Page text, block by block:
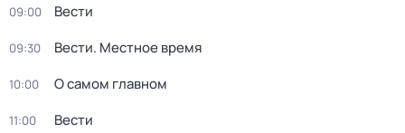
09:00 Вести
09:30 Вести. Местное время
10:00 О самом главном
11:00 Вести